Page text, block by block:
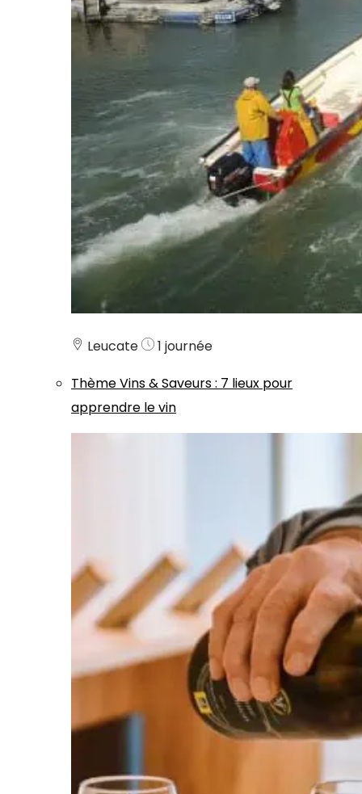
Leucate
1 journée
ThèmeVins & Saveurs: 7 lieux pour
apprendre le vin